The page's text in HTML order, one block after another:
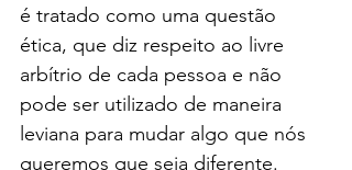
é tratado como uma questão
ética, que diz respeito ao livre
arbítrio de cada pessoa e não
pode ser utilizado de maneira
leviana para mudar algo que nós
queremos que seja diferente.